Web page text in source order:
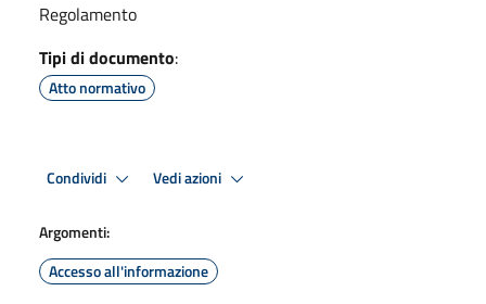
Regolamento
Tipi di documento:
Atto normativo
Condividi Vedi azioni
Argomenti:
Accesso all'informazione